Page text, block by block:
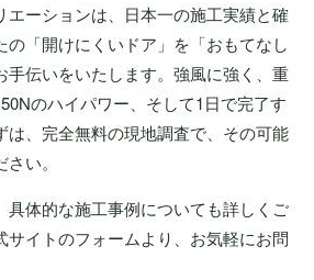
エーションは、日本一の施工実績と確
の「開けにくいドア」を「おもてなし
手伝いをいたします。強風に強く、重
のハイパワー、そして1日で完了す
は、完全無料の現地調査で、その可能
い。
具体的な施工事例についても詳しくご
サイトのフォームより、お気軽にお問